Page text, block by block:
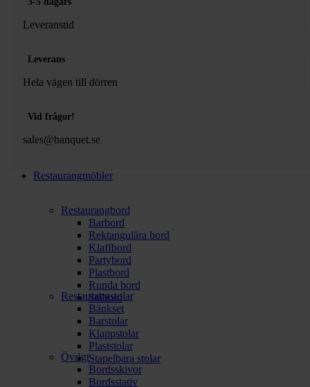
Leveranstid
Leverans
Hela vägen till dörren
Vid frågor!
sales@banquet.se
Restaurangmöbler
Restaurangbord
Barbord
Rektangulära bord
Klaffbord
Partybord
Plastbord
Runda bord
Ståbord
Restaurangstolar
Bänkset
Barstolar
Klappstolar
Plaststolar
Stapelbara stolar
Övrigt
Bordsskivor
Bordsstativ